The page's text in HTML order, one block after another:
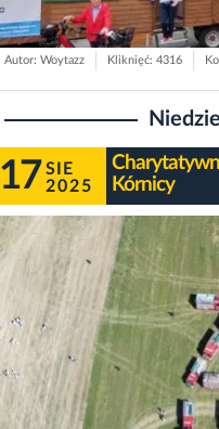
Autor: Woytazz Kliknięć: 4316
17 SIE
2025
Kórnicy